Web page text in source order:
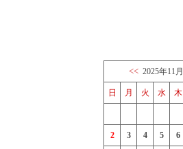
<< 2025年11月
日 月 火 水 木
2 3 4 5 6